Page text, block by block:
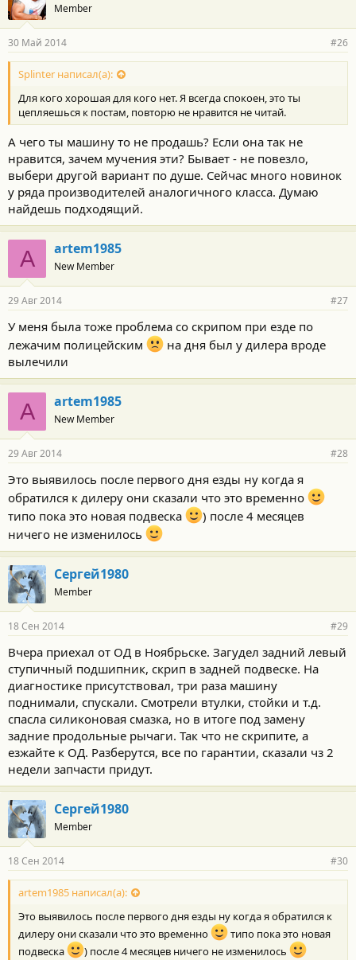
Member
30 Май 2014 #26
Splinter написал(а):
Для кого хорошая для кого нет. Я всегда спокоен, это ты
цепляешься к постам, повторю не нравится не читай.
А чего ты машину то не продашь? Если она так не
нравится, зачем мучения эти? Бывает - не повезло,
выбери другой вариант по душе. Сейчас много новинок
у ряда производителей аналогичного класса. Думаю
найдешь подходящий.
A artem1985
New Member
29 Авг 2014 #27
У меня была тоже проблема со скрипом при езде по
лежачим полицейским
на дня был у дилера вроде
вылечили
A artem1985
New Member
29 Авг 2014 #28
Это выявилось после первого дня езды ну когда я
обратился к дилеру они сказали что это временно
типо пока это новая подвеска
) после 4 месяцев
ничего не изменилось
Сергей1980
Member
18 Сен 2014 #29
Вчера приехал от ОД в Ноябрьске. Загудел задний левый
ступичный подшипник, скрип в задней подвеске. На
диагностике присутствовал, три раза машину
поднимали, спускали. Смотрели втулки, стойки и т.д.
спасла силиконовая смазка, но в итоге под замену
задние продольные рычаги. Так что не скрипите, а
езжайте к ОД. Разберутся, все по гарантии, сказали чз 2
недели запчасти придут.
Сергей1980
Member
18 Сен 2014 #30
artem1985 написал(а):
Это выявилось после первого дня езды ну когда я обратился к
дилеру они сказали что это временно
типо пока это новая
подвеска
) после 4 месяцев ничего не изменилось